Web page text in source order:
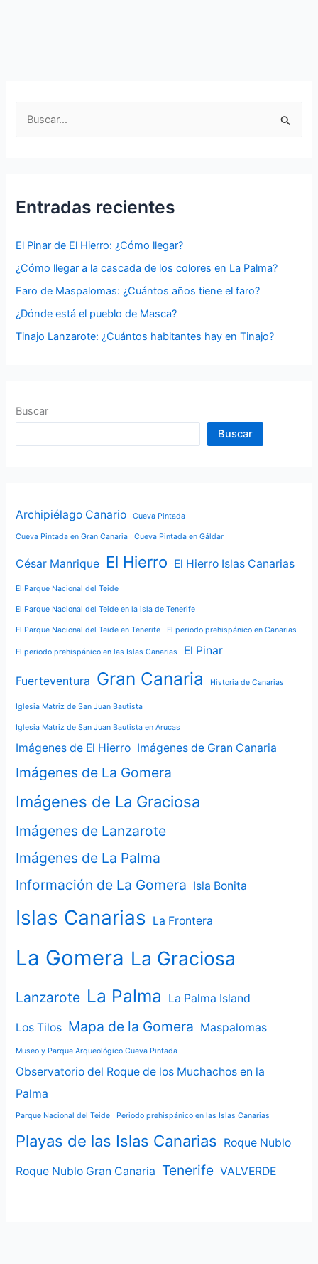
r
r
:
Entradas recientes
El Pinar de El Hierro: ¿Cómo llegar?
¿Cómo llegar a la cascada de los colores en La Palma?
Faro de Maspalomas: ¿Cuántos años tiene el faro?
¿Dónde está el pueblo de Masca?
Tinajo Lanzarote: ¿Cuántos habitantes hay en Tinajo?
Buscar
Buscar
Archipiélago Canario Cueva Pintada
Cueva Pintada en Gran Canaria Cueva Pintada en Gáldar
César Manrique El Hierro El Hierro Islas Canarias
El Parque Nacional del Teide
El Parque Nacional del Teide en la isla de Tenerife
El Parque Nacional del Teide en Tenerife El periodo prehispánico en Canarias
El periodo prehispánico en las Islas Canarias El Pinar
Fuerteventura Gran Canaria Historia de Canarias
Iglesia Matriz de San Juan Bautista
Iglesia Matriz de San Juan Bautista en Arucas
Imágenes de El Hierro Imágenes de Gran Canaria
Imágenes de La Gomera
Imágenes de La Graciosa
Imágenes de Lanzarote
Imágenes de La Palma
Información de La Gomera Isla Bonita
Islas Canarias La Frontera
La Gomera La Graciosa
Lanzarote La Palma La Palma Island
Los Tilos Mapa de la Gomera Maspalomas
Museo y Parque Arqueológico Cueva Pintada
Observatorio del Roque de los Muchachos en la
Palma
Parque Nacional del Teide Periodo prehispánico en las Islas Canarias
Playas de las Islas Canarias Roque Nublo
Roque Nublo Gran Canaria Tenerife VALVERDE